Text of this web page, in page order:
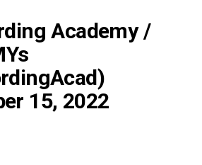
Academy /
15, 2022